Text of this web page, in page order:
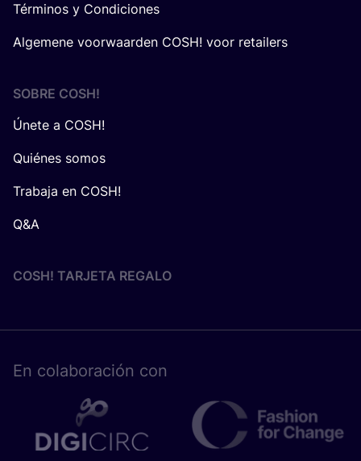
Términos y Condiciones
Algemene voorwaarden COSH! voor retailers
SOBRE COSH!
Únete a COSH!
Quiénes somos
Trabaja en COSH!
Q&A
COSH! TARJETA REGALO
En cola­bo­ra­ción con